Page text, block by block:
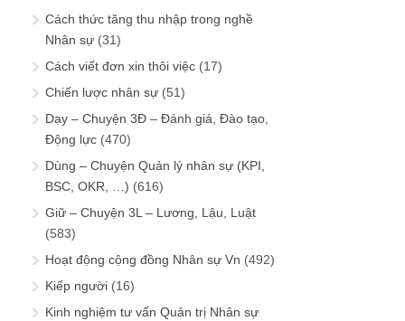
Cách thức tăng thu nhập trong nghề
Nhân sự (31)
Cách viết đơn xin thôi việc (17)
Chiến lược nhân sự (51)
Dạy – Chuyện 3Đ – Đánh giá, Đào tạo,
Động lực (470)
Dùng – Chuyện Quản lý nhân sự (KPI,
BSC, OKR, …) (616)
Giữ – Chuyện 3L – Lương, Lậu, Luật
(583)
Hoạt động cộng đồng Nhân sự Vn (492)
Kiếp người (16)
Kinh nghiệm tư vấn Quản trị Nhân sự